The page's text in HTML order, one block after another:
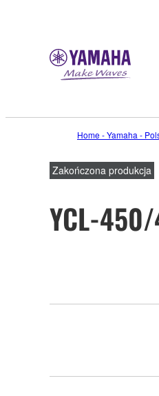
Home - Yamaha -
Zakończona produkcja
YCL-